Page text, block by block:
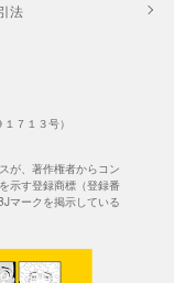
法
が、著作権者からコン
示す登録商標（登録番
マークを掲示している